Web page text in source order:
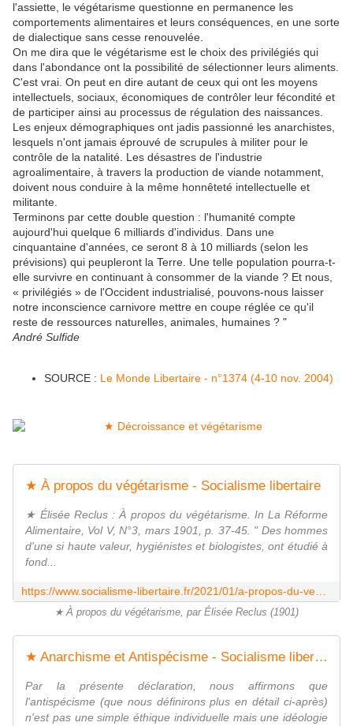
l'assiette, le végétarisme questionne en permanence les
comportements alimentaires et leurs conséquences, en une sorte
de dialectique sans cesse renouvelée.
On me dira que le végétarisme est le choix des privilégiés qui
dans l'abondance ont la possibilité de sélectionner leurs aliments.
C'est vrai. On peut en dire autant de ceux qui ont les moyens
intellectuels, sociaux, économiques de contrôler leur fécondité et
de participer ainsi au processus de régulation des naissances.
Les enjeux démographiques ont jadis passionné les anarchistes,
lesquels n'ont jamais éprouvé de scrupules à militer pour le
contrôle de la natalité. Les désastres de l'industrie
agroalimentaire, à travers la production de viande notamment,
doivent nous conduire à la même honnêteté intellectuelle et
militante.
Terminons par cette double question : l'humanité compte
aujourd'hui quelque 6 milliards d'individus. Dans une
cinquantaine d'années, ce seront 8 à 10 milliards (selon les
prévisions) qui peupleront la Terre. Une telle population pourra-t-
elle survivre en continuant à consommer de la viande ? Et nous,
« privilégiés » de l'Occident industrialisé, pouvons-nous laisser
notre inconscience carnivore mettre en coupe réglée ce qu'il
reste de ressources naturelles, animales, humaines ? "
André Sulfide
SOURCE : Le Monde Libertaire - n°1374 (4-10 nov. 2004)
★ À propos du végétarisme - Socialisme libertaire
★ Élisée Reclus : À propos du végétarisme. In La Réforme
Alimentaire, Vol V, N°3, mars 1901, p. 37-45. " Des hommes
d'une si haute valeur, hygiénistes et biologistes, ont étudié à
fond...
★ À propos du végétarisme, par Élisée Reclus (1901)
★ Anarchisme et Antispécisme - Socialisme libertaire
Par la présente déclaration, nous affirmons que
l'antispécisme (que nous définirons plus en détail ci-après)
n'est pas une simple éthique individuelle mais une idéologie